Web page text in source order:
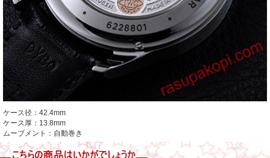
ケース径：42.4mm
ケース厚：13.8mm
ムーブメント：自動巻き